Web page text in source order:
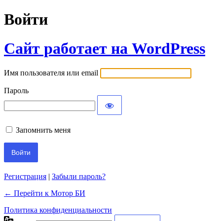
Войти
Сайт работает на WordPress
Имя пользователя или email
Пароль
Запомнить меня
Регистрация | Забыли пароль?
← Перейти к Мотор БИ
Политика конфиденциальности